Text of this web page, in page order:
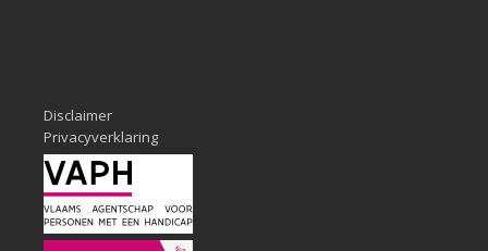
Disclaimer
Privacyverklaring